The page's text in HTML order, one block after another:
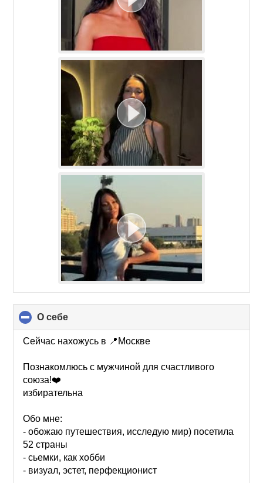
О себе
to
collapse
Сейчас нахожусь в 📍Москве
Познакомлюсь с мужчиной для счастливого
союза!❤️
избирательна
Обо мне:
- обожаю путешествия, исследую мир) посетила
52 страны
- сьемки, как хобби
- визуал, эстет, перфекционист